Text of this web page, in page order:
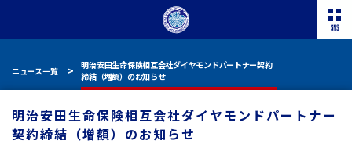
ニュース一覧
明治安田生命保険相互会社ダイヤモンドパートナー契約
締結（増額）のお知らせ
明治安田生命保険相互会社ダイヤモンドパートナー
契約締結（増額）のお知らせ